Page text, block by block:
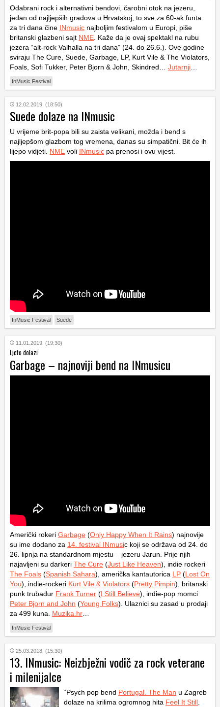
Odabrani rock i alternativni bendovi, čarobni otok na jezeru,
jedan od najljepših gradova u Hrvatskoj, to sve za 60-ak funta
za tri dana čine INmusic najboljim festivalom u Europi, piše
britanski glazbeni sajt NME . Kaže da je ovaj spektakl na rubu
jezera “alt-rock Valhalla na tri dana” (24. do 26.6.). Ove godine
sviraju The Cure, Suede, Garbage, LP, Kurt Vile & The Violators,
Foals, Sofi Tukker, Peter Bjorn & John, Skindred… Jutarnji
InMusic Festival
12.02.2019. (18:50)
Suede dolaze na INmusic
U vrijeme brit-popa bili su zaista velikani, možda i bend s
najljepšom glazbom tog vremena, danas su simpatični. Bit će ih
lijepo vidjeti. NME voli INmusic pa prenosi i ovu vijest.
InMusic Festival Suede
11.01.2019. (19:30)
Ljeto dolazi
Garbage – najnoviji bend na INmusicu
Američki rokeri Garbage (Only Happy When It Rains) najnovije
su ime dodano za 14. festival INmusic koji se održava od 24. do
26. lipnja na standardnom mjestu – jezeru Jarun. Prije njih
najavljeni su darkeri The Cure (Just Like Heaven), indie rockeri
The Foals (Spanish Sahara), američka kantautorica LP (Lost On
You), indie-rockeri Kurt Vile & Violators (Pretty Pimpin), britanski
punk trubadur Frank Turner (I Still Believe), indie-pop momci
Peter Bjorn and John (Young Folks). Ulaznici su zasad u prodaji
za 499 kuna. Muzika.hr
InMusic Festival
25.03.2018. (15:30)
13. INmusic: Neizbježni vodič za rock veterane
i milenijalce
“Psych pop bend Portugal. The Man u Zagreb
dolaze na krilima ogromnog hita Feel It Still